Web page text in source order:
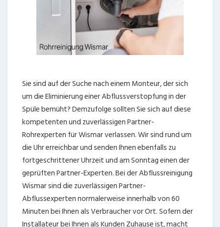
Sie sind auf der Suche nach einem Monteur, der sich
um die Eliminierung einer Abflussverstopfung in der
Spüle bemüht? Demzufolge sollten Sie sich auf diese
kompetenten und zuverlässigen Partner-
Rohrexperten für Wismar verlassen. Wir sind rund um
die Uhr erreichbar und senden Ihnen ebenfalls zu
fortgeschrittener Uhrzeit und am Sonntag einen der
geprüften Partner-Experten. Bei der Abflussreinigung
Wismar sind die zuverlässigen Partner-
Abflussexperten normalerweise innerhalb von 60
Minuten bei Ihnen als Verbraucher vor Ort. Sofern der
Installateur bei Ihnen als Kunden Zuhause ist, macht